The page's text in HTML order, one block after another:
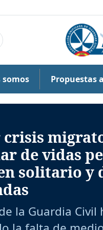
somos Propuestas
crisis
de vidas
solitario y
la Guardia Civil